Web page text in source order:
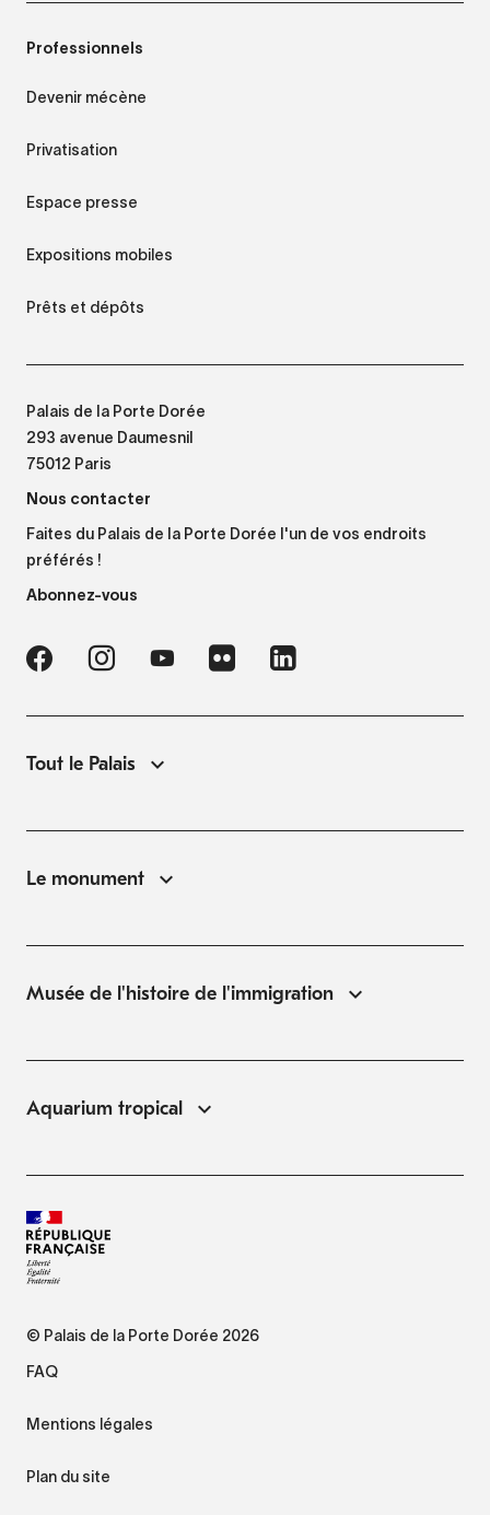
Professionnels
Devenir mécène
Privatisation
Espace presse
Expositions mobiles
Prêts et dépôts
Palais de la Porte Dorée
293 avenue Daumesnil
75012 Paris
Nous contacter
Faites du Palais de la Porte Dorée l'un de vos endroits
préférés !
Abonnez-vous
Tout le Palais
Le monument
Musée de l'histoire de l'immigration
Aquarium tropical
© Palais de la Porte Dorée 2026
FAQ
Mentions légales
Plan du site